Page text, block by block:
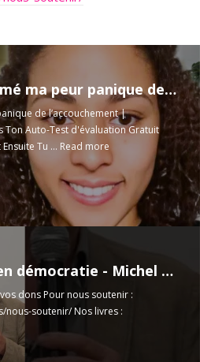
m
Comment j’ai transformé ma peur panique de l’accouchement | Témoignage d’une infirmière
de l’accouchement |
Ton Auto-Test d'évaluation Gratuit
Tu ... Read more
Nous ne sommes pas en démocratie - Michel Collon
dons Pour nous soutenir :
nous-soutenir/Nos livres :